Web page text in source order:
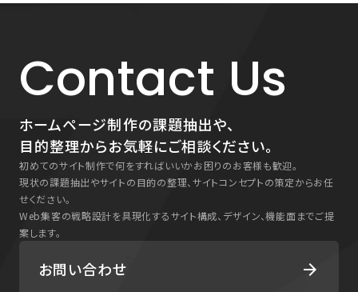
Contact Us
ホームページ制作の課題抽出や、
目的整理からお気軽にご相談ください。
初めてのサイト制作で何をすればいいかお困りのお客様も歓迎。
現状の課題抽出やサイトの目的の整理、サイトコンセプトの策定からお任
せください。
Web集客の戦略設計を具現化するサイト構成、デザイン、機能面までご提
案します。
お問い合わせ arrow_forward